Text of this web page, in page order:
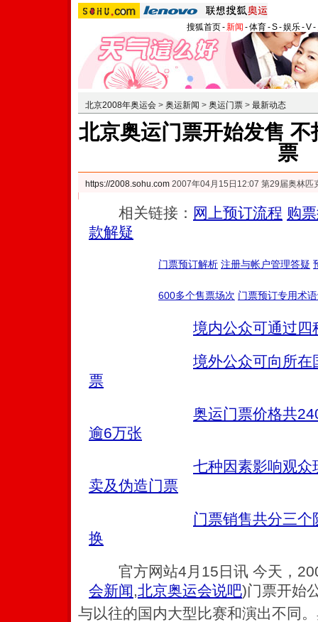
搜狐首页-新闻 -体育-S-娱乐-V-
北京2008年奥运会 > 奥运新闻 > 奥运门票 > 最新动态
北京奥运门票开始发售
票
https://2008.sohu.com 2007年04月15日12:07 第29届奥林匹
相关链接： 网上预订流程 购
款解疑
门票预订解析 注册与帐户管理答疑
600多个售票场次 门票预订专用术
境内公众可通过四
境外公众可向所在
票
奥运门票价格共
逾6万张
七种因素影响观众
卖及伪造门票
门票销售共分三个
换
官方网站4月15日讯 今天，
会新闻,北京奥运会说吧)门票开始
与以往的国内大型比赛和演出不同